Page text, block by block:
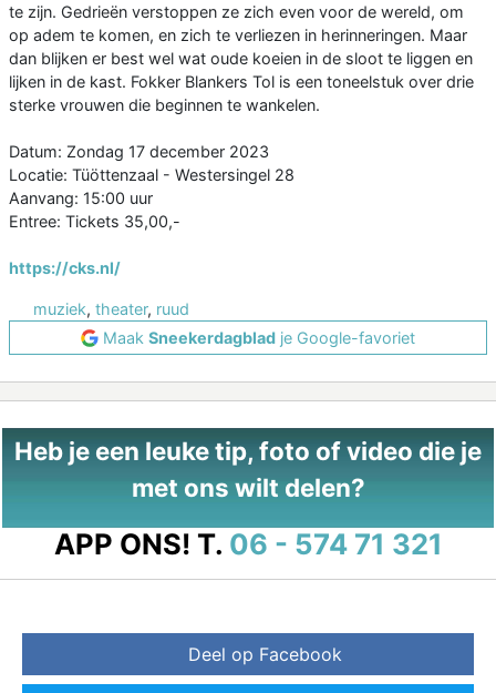
te zijn. Gedrieën verstoppen ze zich even voor de wereld, om
op adem te komen, en zich te verliezen in herinneringen. Maar
dan blijken er best wel wat oude koeien in de sloot te liggen en
lijken in de kast. Fokker Blankers Tol is een toneelstuk over drie
sterke vrouwen die beginnen te wankelen.
Datum: Zondag 17 december 2023
Locatie: Tüöttenzaal - Westersingel 28
Aanvang: 15:00 uur
Entree: Tickets 35,00,-
https://cks.nl/
muziek, theater, ruud
Maak Sneekerdagblad je Google-favoriet
Heb je een leuke tip, foto of video die je
met ons wilt delen?
APP ONS! T. 06 - 574 71 321
Deel op Facebook